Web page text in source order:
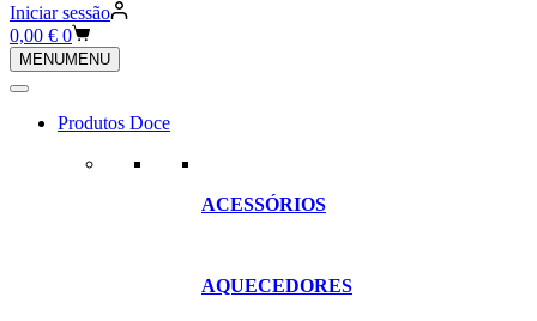
Iniciar sessão
Carrinho
de
compras
0,00 € 0
MENUMENU
Produtos Doce
ACESSÓRIOS
AQUECEDORES